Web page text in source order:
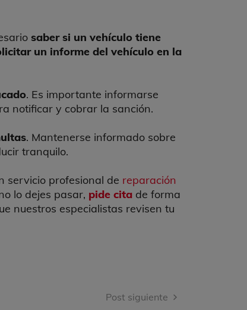
saber si un vehículo tiene
un informe del vehículo en la
. Es importante informarse
notificar y cobrar la sanción.
. Mantenerse informado sobre
tranquilo.
servicio profesional de reparación
lo dejes pasar, pide cita de forma
nuestros especialistas revisen tu
Post siguiente